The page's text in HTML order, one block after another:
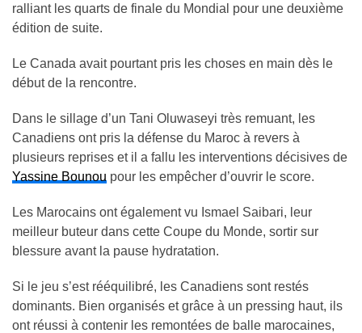
ralliant les quarts de finale du Mondial pour une deuxième
édition de suite.
Le Canada avait pourtant pris les choses en main dès le
début de la rencontre.
Dans le sillage d’un Tani Oluwaseyi très remuant, les
Canadiens ont pris la défense du Maroc à revers à
plusieurs reprises et il a fallu les interventions décisives de
Yassine Bounou pour les empêcher d’ouvrir le score.
Les Marocains ont également vu Ismael Saibari, leur
meilleur buteur dans cette Coupe du Monde, sortir sur
blessure avant la pause hydratation.
Si le jeu s’est rééquilibré, les Canadiens sont restés
dominants. Bien organisés et grâce à un pressing haut, ils
ont réussi à contenir les remontées de balle marocaines,